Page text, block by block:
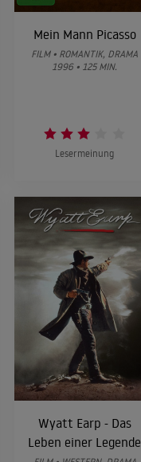
Mein Mann Picasso
FILM • ROMANTIK, DRAMA
1996 • 125 MIN.
Lesermeinung
Wyatt Earp - Das
Leben einer Legende